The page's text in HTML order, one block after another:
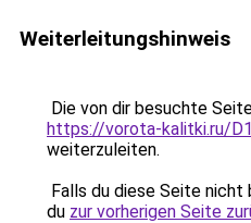
Weiterleitungshinweis
Die von dir besuchte
https://vorota-kalitki.ru/
weiterzuleiten.
Falls du diese Seite
du zur vorherigen Seite